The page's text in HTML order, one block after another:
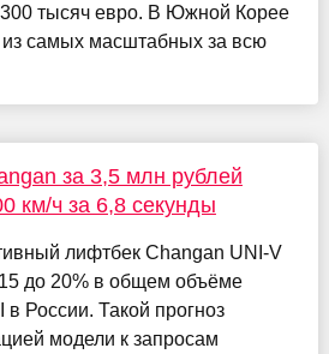
тысяч евро. В Южной Корее
самых масштабных за всю
за 3,5 млн рублей
км/ч за 6,8 секунды
лифтбек Changan UNI-V
до 20% в общем объёме
России. Такой прогноз
модели к запросам